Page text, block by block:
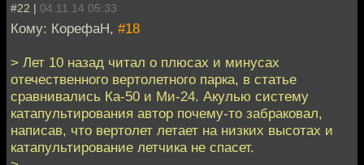
#22 | 04.11.14 05:33
Кому: КорефаН, #18
> Лет 10 назад читал о плюсах и минусах
отечественного вертолетного парка, в статье
сравнивались Ка-50 и Ми-24. Акулью систему
катапультирования автор почему-то забраковал,
написав, что вертолет летает на низких высотах и
катапультирование летчика не спасет.